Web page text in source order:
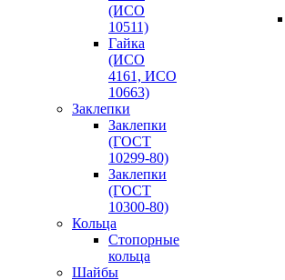
(ИСО
10511)
Гайка
(ИСО
4161, ИСО
10663)
Заклепки
Заклепки
(ГОСТ
10299-80)
Заклепки
(ГОСТ
10300-80)
Кольца
Стопорные
кольца
Шайбы